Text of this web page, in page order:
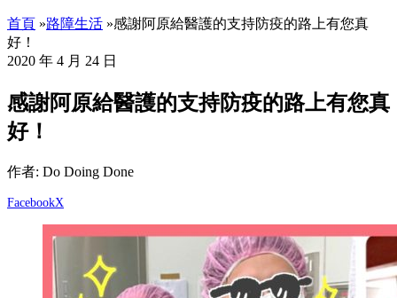
首頁 »路障生活 »感謝阿原給醫護的支持防疫的路上有您真
好！
2020 年 4 月 24 日
感謝阿原給醫護的支持防疫的路上有您真
好！
作者: Do Doing Done
FacebookX